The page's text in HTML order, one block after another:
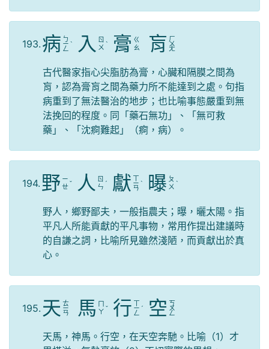
193. 病 ㄅ
ㄧ
ㄥ
ˋ 入
ㄖ
ㄨ ˋ 膏 ㄍ
ㄠ
肓 ㄏ
ㄨ
ㄤ
古代醫家指心尖脂肪為膏，心臟和隔膜之間為
肓，認為膏肓之間為藥力所不能達到之處。句指
病重到了無法醫治的地步；也比喻事態嚴重到無
法挽回的程度。同「藥石無功」、「無可救
藥」、「沈痾難起」（痾，病）。
194. 野 ㄧ
ㄝˇ 人 ㄖ
ㄣ ˊ 獻 ㄒ
ㄧ
ㄢ
ˋ 曝 ㄆ
ㄨ ˋ
野人，鄉野鄙夫，一般指農夫；曝，曬太陽。指
平凡人所能貢獻的平凡事物，常用作提出建議時
的自謙之詞，比喻所見雖然淺陋，而貢獻出於真
心。
195. 天 ㄊ
ㄧ
ㄢ 馬 ㄇ
ㄚ ˇ 行 ㄒ
ㄧ
ㄥ
ˊ 空 ㄎ
ㄨ
ㄥ
天馬，神馬。行空，在天空奔馳。比喻（1）才